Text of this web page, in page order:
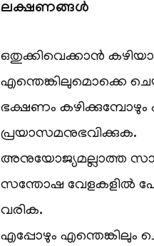
ലക്ഷണങ്ങൾ
ഒതുക്കിവെക്കാൻ
എന്തെങ്കിലുമൊക്കെ
ഭക്ഷണം കഴിക്കുമ്പോഴും
പ്രയാസമനുഭവിക്കുക.
അനുയോജ്യമല്ലാത്ത
സന്തോഷ വേളകളിൽ
വരിക.
എപ്പോഴും എന്തെങ്കിലും